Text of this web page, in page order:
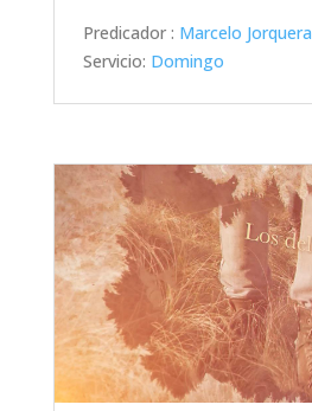
Predicador : Marcelo Jorquera
Servicio: Domingo